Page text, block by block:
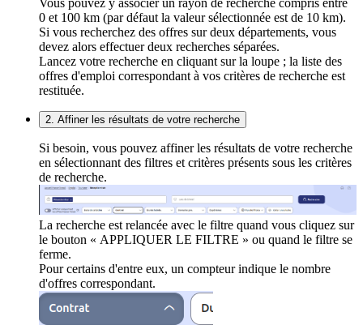
0 et 100 km (par défaut la valeur sélectionnée est de 10 km).
Si vous recherchez des offres sur deux départements, vous
devez alors effectuer deux recherches séparées.
Lancez votre recherche en cliquant sur la loupe ; la liste des
offres d'emploi correspondant à vos critères de recherche est
restituée.
2. Affiner les résultats de votre recherche
Si besoin, vous pouvez affiner les résultats de votre recherche
en sélectionnant des filtres et critères présents sous les critères
de recherche.
La recherche est relancée avec le filtre quand vous cliquez sur
le bouton « APPLIQUER LE FILTRE » ou quand le filtre se
ferme.
Pour certains d'entre eux, un compteur indique le nombre
d'offres correspondant.